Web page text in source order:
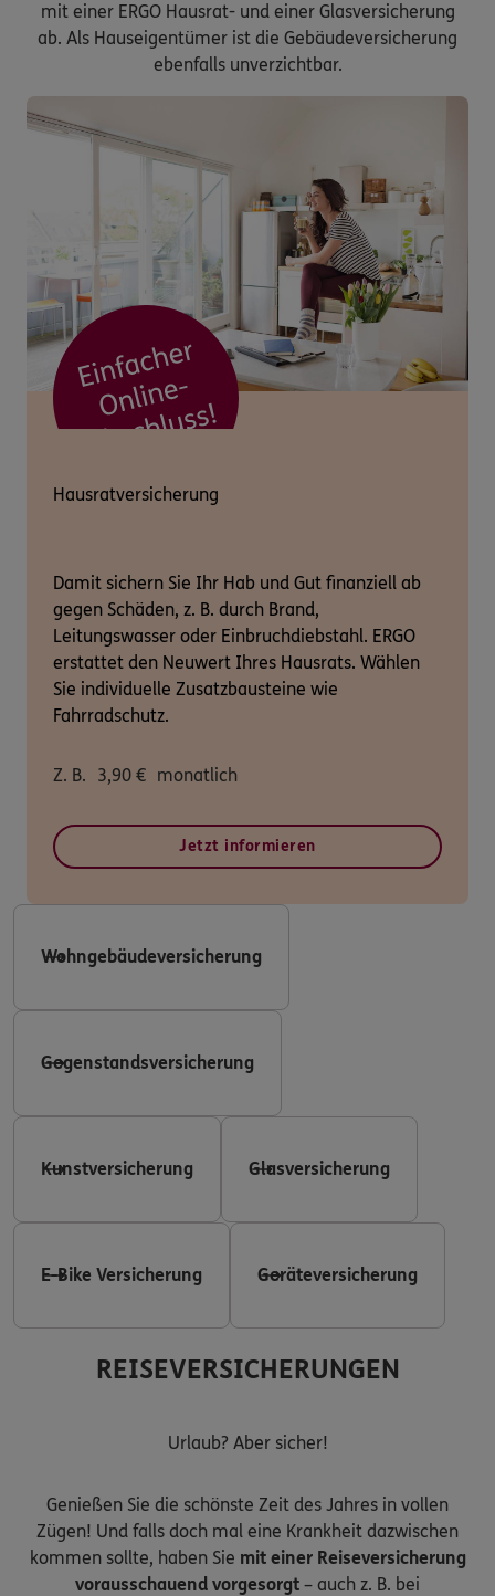
mit einer ERGO Hausrat- und einer Glasversicherung
ab. Als Hauseigentümer ist die Gebäudeversicherung
ebenfalls unverzichtbar.
Hausratversicherung
Damit sichern Sie Ihr Hab und Gut finanziell ab
gegen Schäden, z. B. durch Brand,
Leitungswasser oder Einbruchdiebstahl. ERGO
erstattet den Neuwert Ihres Hausrats. Wählen
Sie individuelle Zusatzbausteine wie
Fahrradschutz.
Z. B. 3,90 € monatlich
Jetzt informieren
Wohngebäudeversicherung
Gegenstandsversicherung
Kunstversicherung Glasversicherung
E-Bike Versicherung Geräteversicherung
REISEVERSICHERUNGEN
Urlaub? Aber sicher!
Genießen Sie die schönste Zeit des Jahres in vollen
Zügen! Und falls doch mal eine Krankheit dazwischen
kommen sollte, haben Sie mit einer Reiseversicherung
vorausschauend vorgesorgt – auch z. B. bei